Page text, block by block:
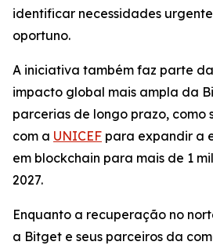
identificar necessidades
oportuno.
A iniciativa também faz parte
impacto global mais ampla da
parcerias de longo prazo, como
com a UNICEF para expandir a
em blockchain para mais de 1
2027.
Enquanto a recuperação no
a Bitget e seus parceiros da